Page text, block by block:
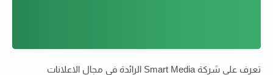
تعرف على شركة Smart Media الرائدة في مجال الاعلانات